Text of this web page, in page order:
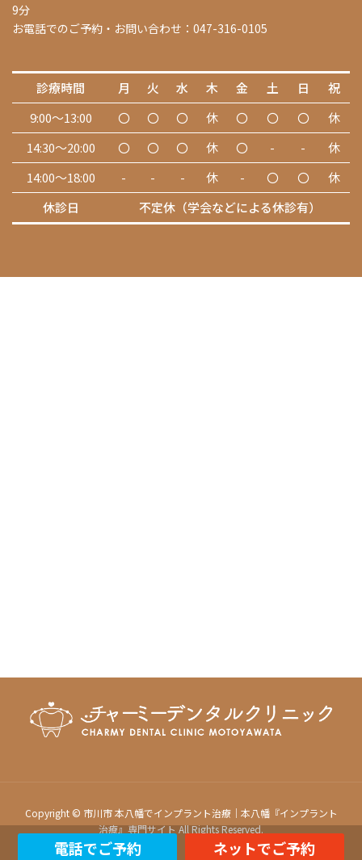
9分
お電話でのご予約・お問い合わせ：047-316-0105
診療時間 月 火 水 木 金 土 日
祝
9:00～13:00
〇 〇 〇 休 〇 〇 〇
休
14:30～20:00
〇 〇 〇 休 〇 - -
休
14:00～18:00
- - - 休 - 〇 〇
休
休診日
不定休（学会などによる休診有）
Copyright © 市川市 本八幡でインプラント治療｜本八幡『インプラント
治療』専門サイト All Rights Reserved.
電話でご予約
ネットでご予約